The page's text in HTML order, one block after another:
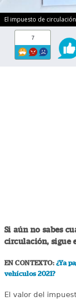
El impuesto de
7
Si aún no sabes
circulación, sigue
EN CONTEXTO: ¿Ya
vehículos 2021?
El valor del